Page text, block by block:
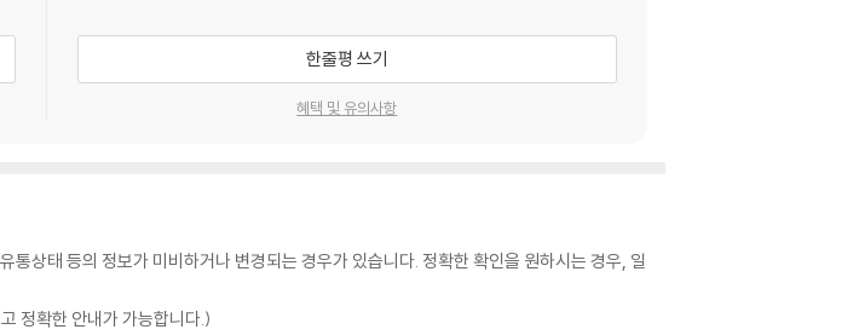
한줄평 쓰기
혜택 및 유의사항
상태 등의 정보가 미비하거나 변경되는 경우가 있습니다. 정확한 확인을 원하시는 경우, 일
정확한 안내가 가능합니다.)